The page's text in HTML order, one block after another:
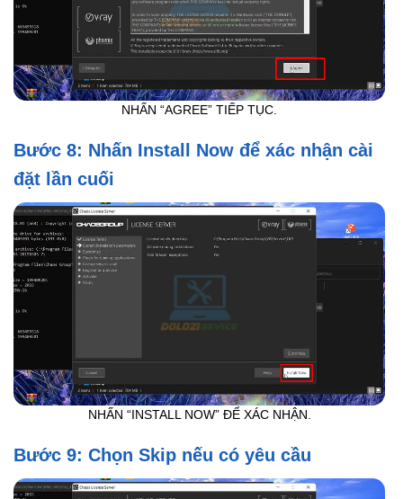
NHẤN “AGREE” TIẾP TỤC.
Bước 8: Nhấn Install Now để xác nhận cài
đặt lần cuối
NHẤN “INSTALL NOW” ĐỂ XÁC NHẬN.
Bước 9: Chọn Skip nếu có yêu cầu